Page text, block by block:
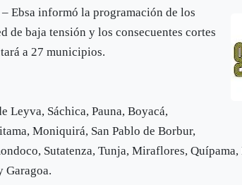
Ebsa informó la programación de los
de baja tensión y los consecuentes cortes
a 27 municipios.
Leyva, Sáchica, Pauna, Boyacá,
Moniquirá, San Pablo de Borbur,
Sutatenza, Tunja, Miraflores,
Garagoa.